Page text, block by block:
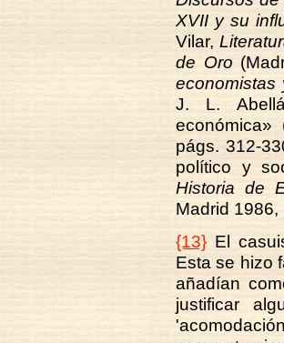
XVII y su
Vilar,
de Oro
economistas
J. L.
económica»
págs. 312-
político y
Historia de
Madrid
{13} El
Esta se hizo
añadían
justificar